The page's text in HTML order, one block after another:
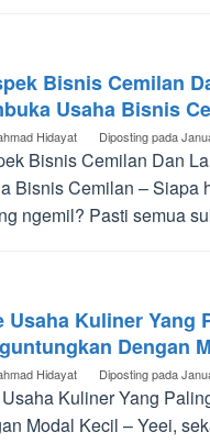
Bisnis Cemilan
Usaha Bisnis
Hidayat Diposting pada
Bisnis Cemilan Dan
Bisnis Cemilan – Siapa
ngemil? Pasti semua
Usaha Kuliner Yang
Dengan
Hidayat Diposting pada
Kuliner Yang
Modal Kecil – Yeei,